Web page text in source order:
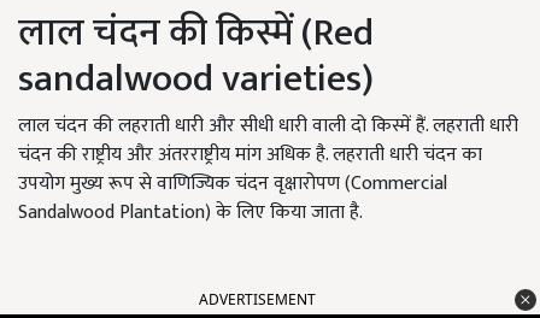
लाल चंदन की किस्में (Red
sandalwood varieties)
लाल चंदन की लहराती धारी और सीधी धारी वाली दो किस्में हैं. लहराती धारी
चंदन की राष्ट्रीय और अंतरराष्ट्रीय मांग अधिक है. लहराती धारी चंदन का
उपयोग मुख्य रूप से वाणिज्यिक चंदन वृक्षारोपण (Commercial
Sandalwood Plantation) के लिए किया जाता है.
ADVERTISEMENT